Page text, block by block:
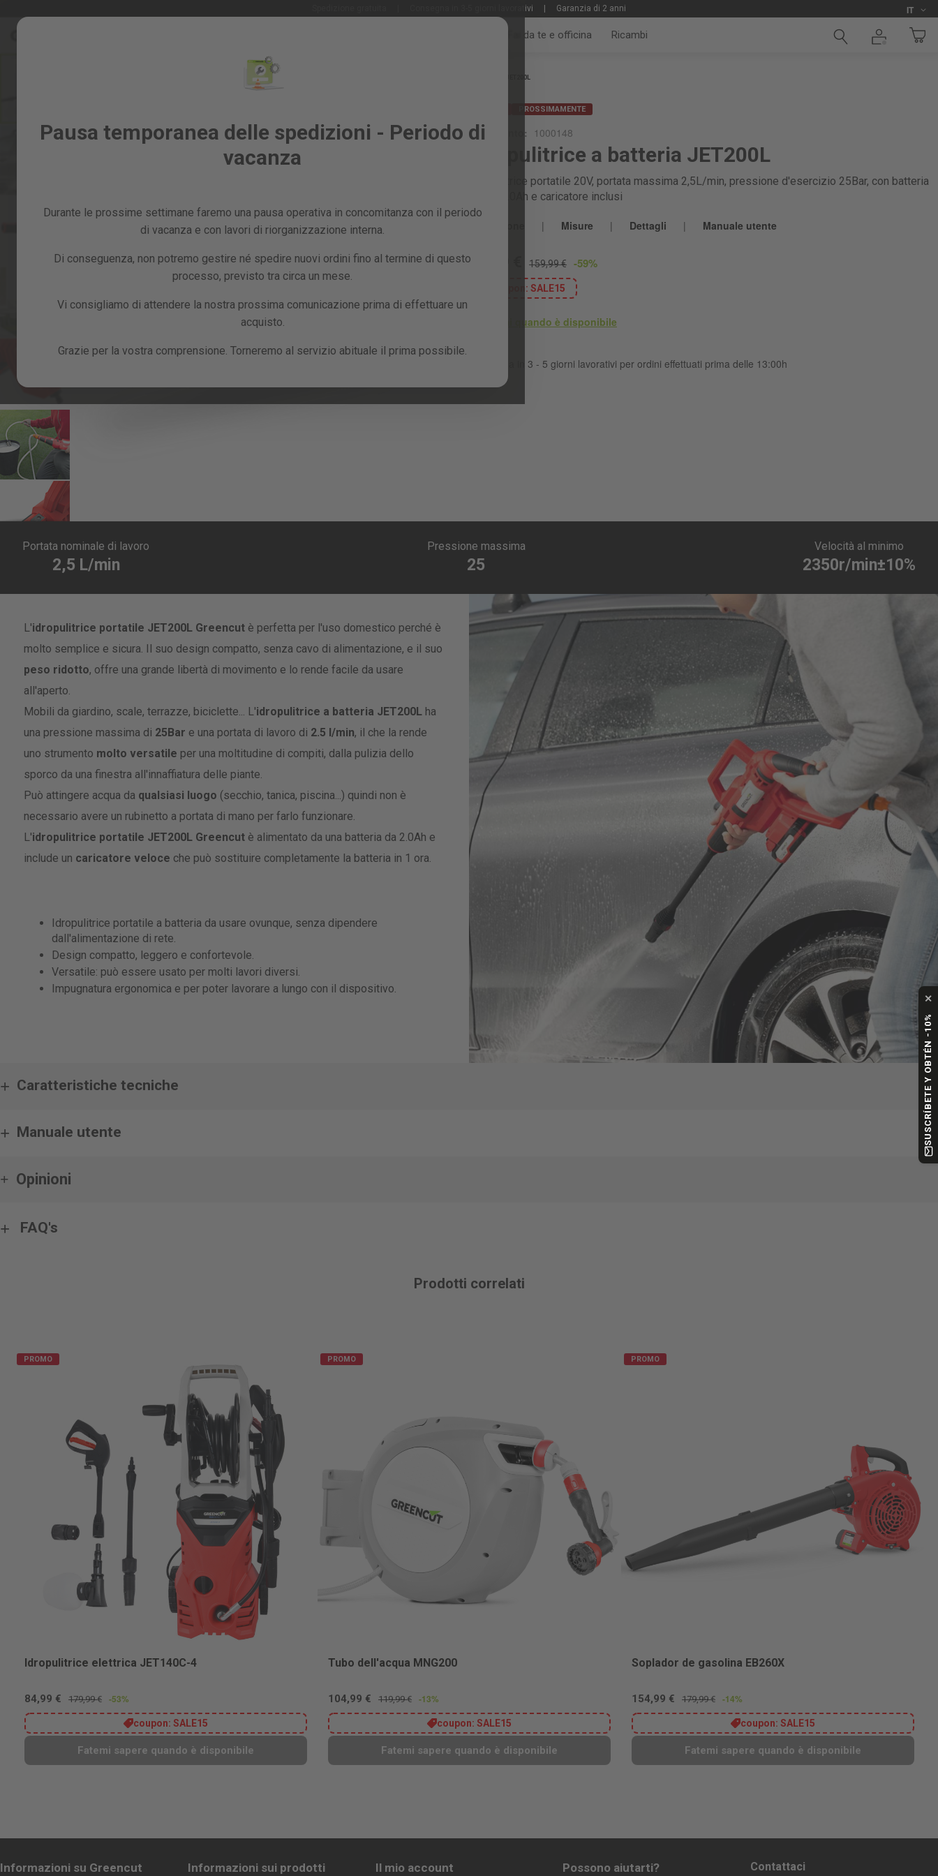
Pausa temporanea delle spedizioni - Periodo di
vacanza
Durante le prossime settimane faremo una pausa operativa in concomitanza con il periodo
di vacanza e con lavori di riorganizzazione interna.
Di conseguenza, non potremo gestire né spedire nuovi ordini fino al termine di questo
processo, previsto tra circa un mese.
Vi consigliamo di attendere la nostra prossima comunicazione prima di effettuare un
acquisto.
Grazie per la vostra comprensione. Torneremo al servizio abituale il prima possibile.
Consegna in 3-5 giorni lavorativi Garanzia di 2 anni
Salta
Lingua
IT
Giardino
Fai da te e officina Ricambi
the
gallery
JET200L
PROSSIMAMENTE
Riferimento: 1000148
Idropulitrice a batteria JET200L
Idropulitrice portatile 20V, portata massima 2,5L/min, pressione d'esercizio 25Bar, con batteria
al litio 2.0Ah e caricatore inclusi
| Misure | Dettagli | Manuale utente
64,99 € 159,99 € -59%
coupon: SALE15
Avvisami quando è disponibile
Consegna in 3 - 5 giorni lavorativi per ordini effettuati prima delle 13:00h
2,5 L/min
Portata nominale di lavoro
25
Pressione massima
2350r/min±10%
Velocità al minimo
L'idropulitrice portatile JET200L Greencutè perfetta per l'uso domestico perché è
molto semplice e sicura. Il suo design compatto, senza cavo di alimentazione, e il suo
peso ridotto, offre una grande libertà di movimento e lo rende facile da usare
all'aperto.
Mobili da giardino, scale, terrazze, biciclette... L'idropulitrice a batteria JET200Lha
una pressione massima di 25Bar e una portata di lavoro di 2.5 l/min, il che la rende
uno strumento molto versatile per una moltitudine di compiti, dalla pulizia dello
sporco da una finestra all'innaffiatura delle piante.
Può attingere acqua da qualsiasi luogo (secchio, tanica, piscina...) quindi non è
necessario avere un rubinetto a portata di mano per farlo funzionare.
L'idropulitrice portatile JET200L Greencutè alimentato da una batteria da 2.0Ah e
include un caricatore veloce che può sostituire completamente la batteria in 1 ora.
Idropulitrice portatile a batteria da usare ovunque, senza dipendere
dall'alimentazione di rete.
Design compatto, leggero e confortevole.
Versatile: può essere usato per molti lavori diversi.
Impugnatura ergonomica e per poter lavorare a lungo con il dispositivo.
Caratteristiche tecniche
Manuale utente
Opinioni
FAQ's
Prodotti correlati
PROMO
Idropulitrice elettrica JET140C-4
84,99 € 179,99 € -53%
coupon: SALE15
Fatemi sapere quando è disponibile
PROMO
Tubo dell'acqua MNG200
104,99 € 119,99 € -13%
coupon: SALE15
Fatemi sapere quando è disponibile
PROMO
Soplador de gasolina EB260X
154,99 € 179,99 € -14%
coupon: SALE15
Fatemi sapere quando è disponibile
✕
SUSCRÍBETE Y OBTÉN -10%
Informazioni su Greencut Informazioni sui prodotti Il mio account Possono aiutarti? Contattaci